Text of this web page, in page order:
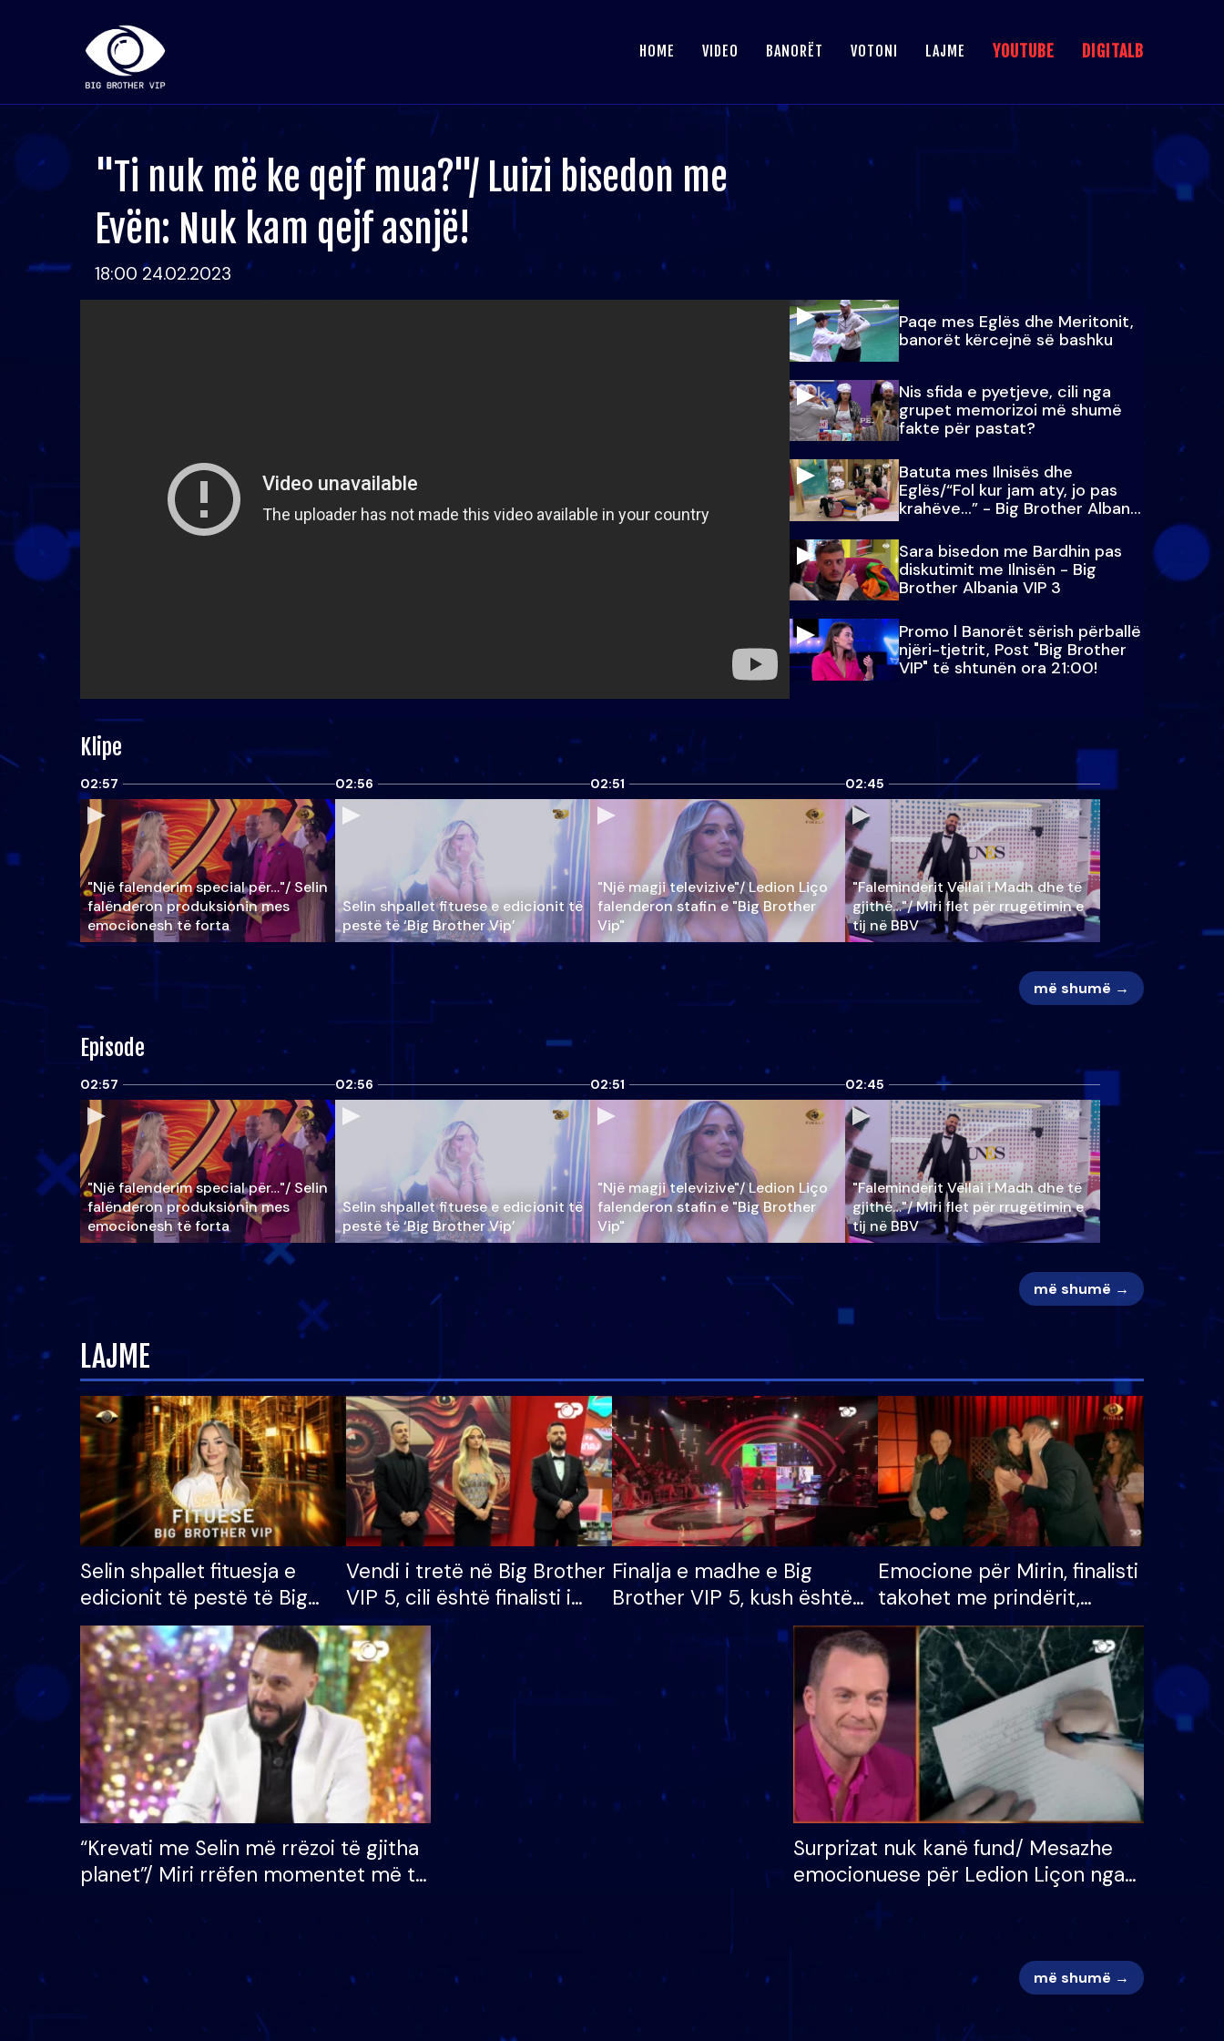
HOME VIDEO BANORËT VOTONI LAJME YOUTUBE DIGITALB
"Ti nuk më ke qejf mua?"/ Luizi bisedon me
Evën: Nuk kam qejf asnjë!
18:00 24.02.2023
Paqe mes Eglës dhe Meritonit,
banorët kërcejnë së bashku
Nis sfida e pyetjeve, cili nga
grupet memorizoi më shumë
fakte për pastat?
Batuta mes Ilnisës dhe
Eglës/“Fol kur jam aty, jo pas
krahëve…” - Big Brother Albania
VIP 3
Sara bisedon me Bardhin pas
diskutimit me Ilnisën - Big
Brother Albania VIP 3
Promo l Banorët sërish përballë
njëri-tjetrit, Post "Big Brother
VIP" të shtunën ora 21:00!
Klipe
02:57
"Një falenderim special për…"/ Selin
falënderon produksionin mes
emocionesh të forta
02:56
Selin shpallet fituese e edicionit të
pestë të ‘Big Brother Vip’
02:51
"Një magji televizive"/ Ledion Liço
falenderon stafin e "Big Brother
Vip"
02:45
"Faleminderit Vëllai i Madh dhe të
gjithë…"/ Miri flet për rrugëtimin e
tij në BBV
më shumë →
Episode
02:57
"Një falenderim special për…"/ Selin
falënderon produksionin mes
emocionesh të forta
02:56
Selin shpallet fituese e edicionit të
pestë të ‘Big Brother Vip’
02:51
"Një magji televizive"/ Ledion Liço
falenderon stafin e "Big Brother
Vip"
02:45
"Faleminderit Vëllai i Madh dhe të
gjithë…"/ Miri flet për rrugëtimin e
tij në BBV
më shumë →
LAJME
Selin shpallet fituesja e
edicionit të pestë të Big
Brother VIP, rrëmben
çmimin e madh prej 100
mijë eurosh
Vendi i tretë në Big Brother
VIP 5, cili është finalisti i
radhës që lë shtëpinë
Finalja e madhe e Big
Brother VIP 5, kush është
banori i parë që lë shtëpinë
dhe humb mundësinë për
të fituar çmimin e madh
Emocione për Mirin, finalisti
takohet me prindërit,
vajzën dhe bashkëshorten:
S’kemi ndonjë letër divorci
apo jo?
“Krevati me Selin më rrëzoi të gjitha
planet”/ Miri rrëfen momentet më të
mungojë zilja e mëngjesit kur…
Surprizat nuk kanë fund/ Mesazhe
emocionuese për Ledion Liçon nga
më shumë →